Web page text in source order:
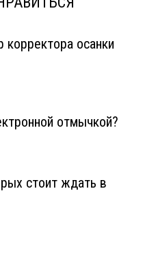
корректора осанки
отмычкой?
стоит ждать в